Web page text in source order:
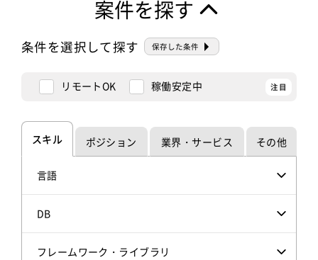
案件を探す
条件を選択して探す 保存した条件
リモートOK 稼働安定中
スキル ポジション 業界・サービス その他
言語
DB
フレームワーク・ライブラリ